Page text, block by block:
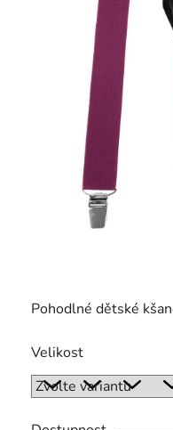
Pohodlné dětské
Velikost